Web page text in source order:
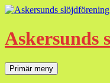
Hoppa
innehåll
Askersunds
SökPrimär meny